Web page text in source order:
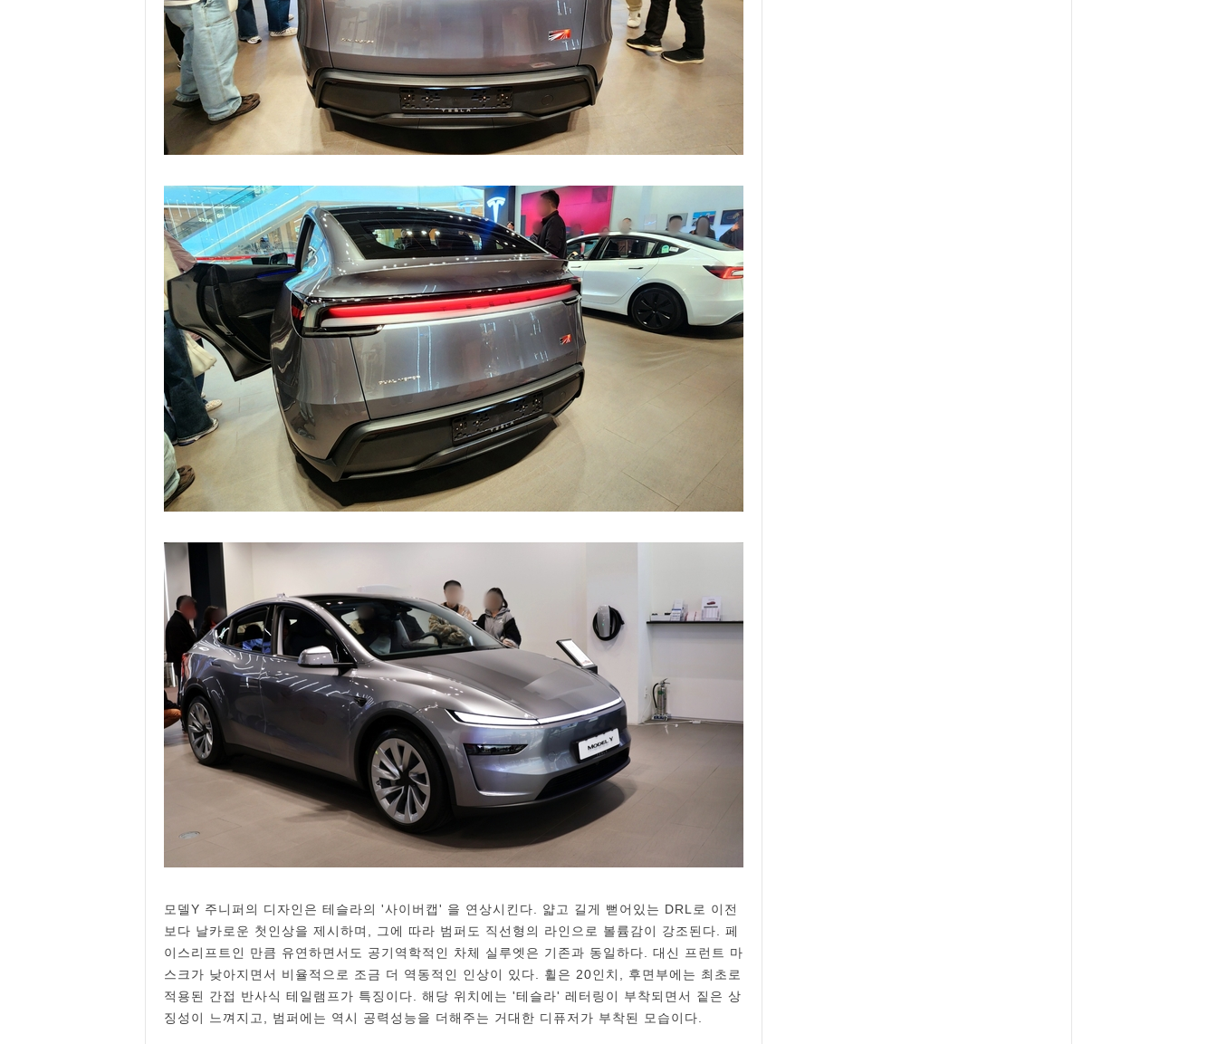
모델Y 주니퍼의 디자인은 테슬라의 '사이버캡' 을 연상시킨다. 얇고 길게 뻗어있는 DRL로 이전
보다 날카로운 첫인상을 제시하며, 그에 따라 범퍼도 직선형의 라인으로 볼륨감이 강조된다. 페
이스리프트인 만큼 유연하면서도 공기역학적인 차체 실루엣은 기존과 동일하다. 대신 프런트 마
스크가 낮아지면서 비율적으로 조금 더 역동적인 인상이 있다. 휠은 20인치, 후면부에는 최초로
적용된 간접 반사식 테일램프가 특징이다. 해당 위치에는 '테슬라' 레터링이 부착되면서 짙은 상
징성이 느껴지고, 범퍼에는 역시 공력성능을 더해주는 거대한 디퓨저가 부착된 모습이다.